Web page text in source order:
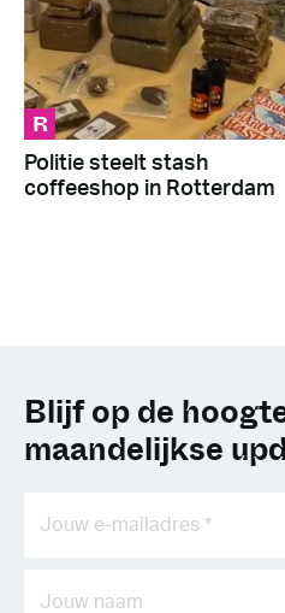
R
Politie steelt stash
coffeeshop in Rotterdam
Blijf op de
maandelijkse